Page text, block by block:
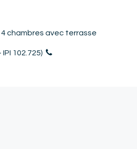
chambres avec terrasse
IPI 102.725)